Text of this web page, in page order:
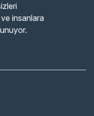
insanlara